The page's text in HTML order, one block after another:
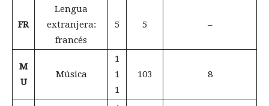
FR
Lengua
extranjera:
francés
5 5 –
M
U
Música
1
1
1
103 8